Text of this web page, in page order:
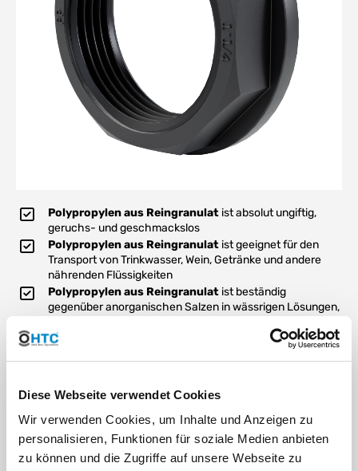
Diese Webseite verwendet Cookies
Wir verwenden Cookies, um Inhalte und Anzeigen zu
personalisieren, Funktionen für soziale Medien anbieten
zu können und die Zugriffe auf unsere Webseite zu
Polypropylen aus Reingranulat ist absolut ungiftig,
geruchs- und geschmackslos
Polypropylen aus Reingranulat ist geeignet für den
Transport von Trinkwasser, Wein, Getränke und andere
nährenden Flüssigkeiten
Polypropylen aus Reingranulat ist beständig
gegenüber anorganischen Salzen in wässrigen Lösungen,
teilweise Ölen
Polypropylen aus Reingranulatschützt als elektrisch
isolierendes Material gegen elektrochemische Korrosion
und Perforation, welche durch Streuströme verursacht
wird
Polypropylen aus Reingranulatist Wetter-, Ozon und